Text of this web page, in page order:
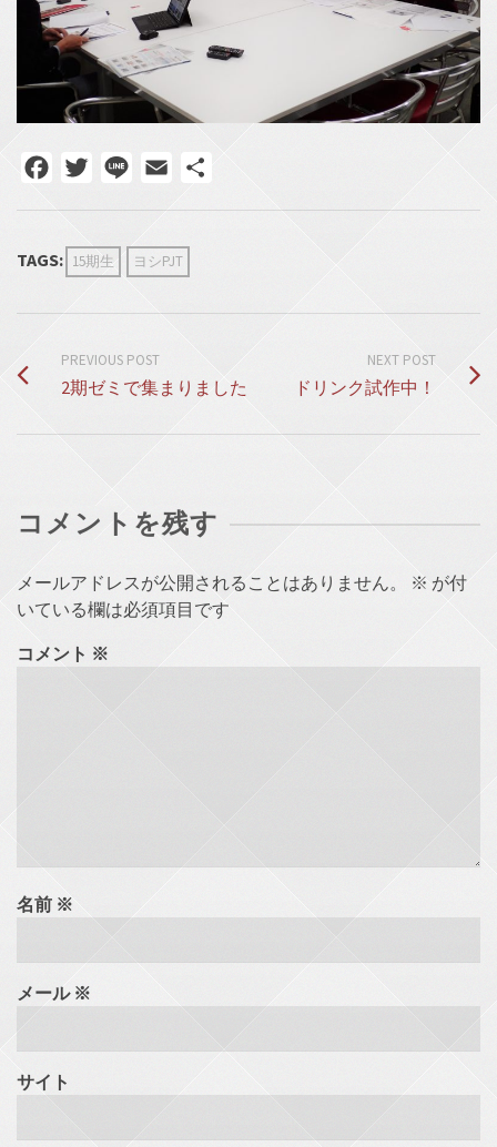
FacebookTwitterLine Email
TAGS: 15期生 ヨシPJT
PREVIOUS POST
2期ゼミで集まりました
NEXT POST
ドリンク試作中！
コメントを残す
メールアドレスが公開されることはありません。 ※ が付
いている欄は必須項目です
コメント ※
名前 ※
メール ※
サイト